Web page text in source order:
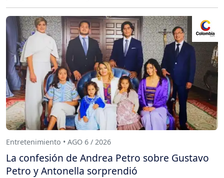
Entretenimiento • AGO 6 / 2026
La confesión de Andrea Petro sobre Gustavo
Petro y Antonella sorprendió